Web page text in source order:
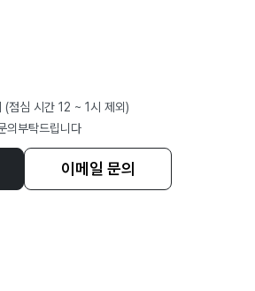
설거지를 해 보자138
필요하다141
사랑하면 남편은 변화한다145
149
를 파악하자152
해 봐야 안다155
지 못하는 것157
점심 시간 12 ~ 1시 제외)
의부탁드립니다
이메일 문의